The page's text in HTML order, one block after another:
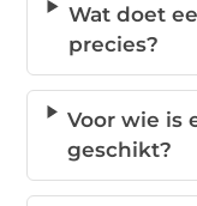
Wat doet
precies?
Voor wie is
geschikt?